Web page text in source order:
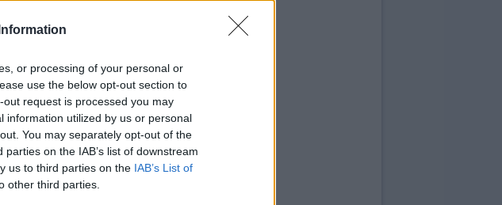
or processing of your personal or
use the below opt-out section to
request is processed you may
information utilized by us or personal
You may separately opt-out of the
on the IAB’s list of downstream
us to third parties on the IAB’s List of
other third parties.